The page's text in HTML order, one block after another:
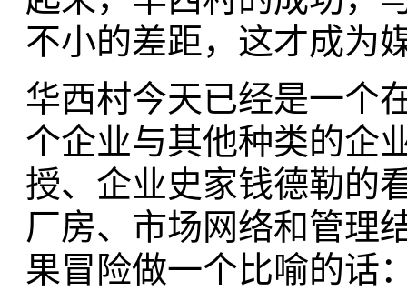
不小的差距，这才成为
华西村今天已经是一个
个企业与其他种类的企
授、企业史家钱德勒的
厂房、市场网络和管理
果冒险做一个比喻的话